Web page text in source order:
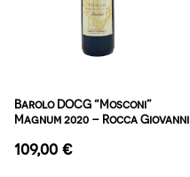
Barolo DOCG “Mosconi”
Magnum 2020 – Rocca Giovanni
109,00 €